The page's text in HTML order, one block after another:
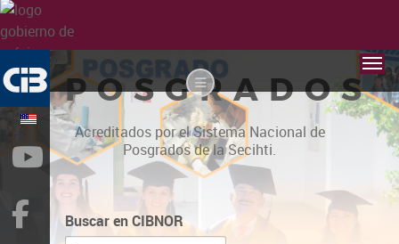
POSGRADOS
Acreditados por el Sistema Nacional de
Posgrados de la Secihti.
Buscar en CIBNOR
YouTube
Facebook